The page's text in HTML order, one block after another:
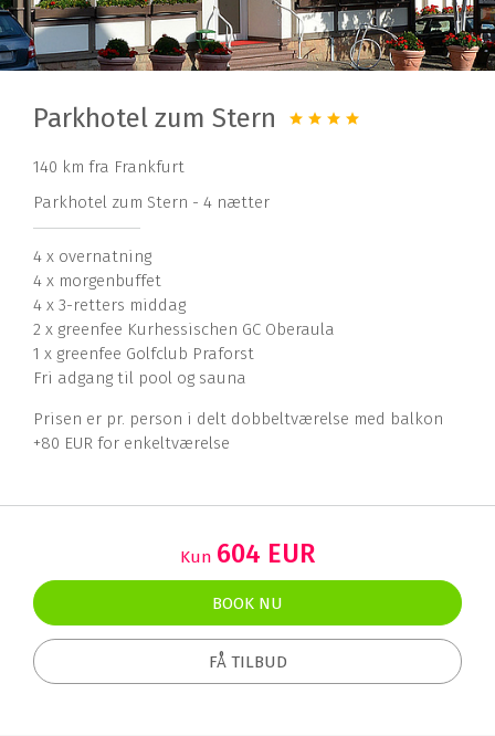
Parkhotel zum Stern
140 km fra Frankfurt
Parkhotel zum Stern - 4 nætter
4 x overnatning
4 x morgenbuffet
4 x 3-retters middag
2 x greenfee Kurhessischen GC Oberaula
1 x greenfee Golfclub Praforst
Fri adgang til pool og sauna
Prisen er pr. person i delt dobbeltværelse med balkon
+80 EUR for enkeltværelse
Kun 604 EUR
BOOK NU
FÅ TILBUD